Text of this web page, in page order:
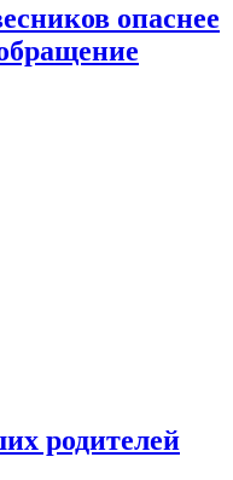
опаснее
родителей